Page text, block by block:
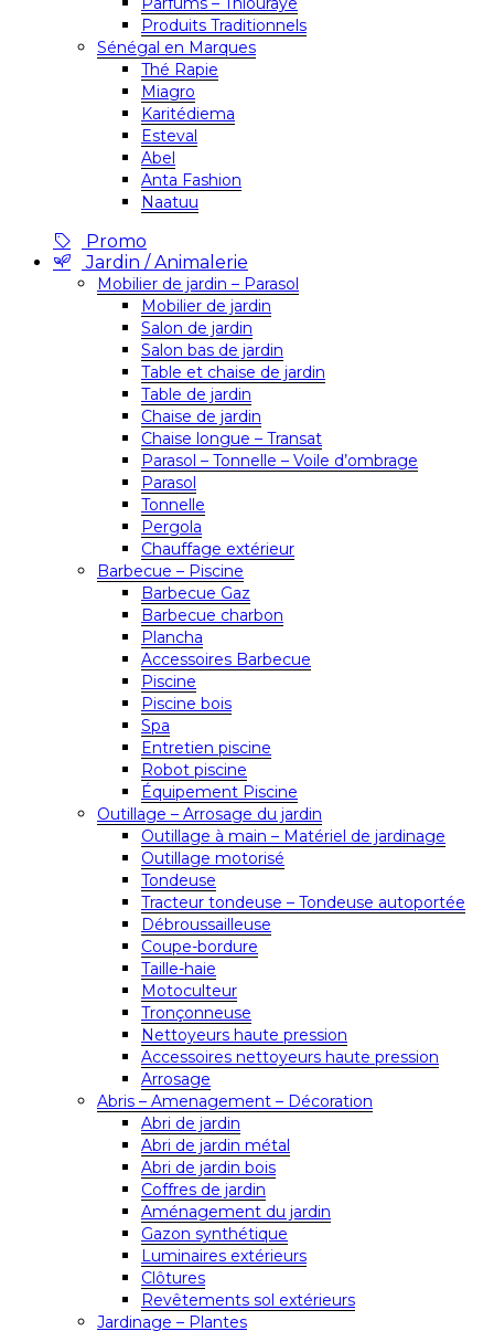
Produits Traditionnels
Sénégal en Marques
Thé Rapie
Miagro
Karitédiema
Esteval
Abel
Anta Fashion
Naatuu
Promo
Jardin / Animalerie
Mobilier de jardin – Parasol
Mobilier de jardin
Salon de jardin
Salon bas de jardin
Table et chaise de jardin
Table de jardin
Chaise de jardin
Chaise longue – Transat
Parasol – Tonnelle – Voile d’ombrage
Parasol
Tonnelle
Pergola
Chauffage extérieur
Barbecue – Piscine
Barbecue Gaz
Barbecue charbon
Plancha
Accessoires Barbecue
Piscine
Piscine bois
Spa
Entretien piscine
Robot piscine
Équipement Piscine
Outillage – Arrosage du jardin
Outillage à main – Matériel de jardinage
Outillage motorisé
Tondeuse
Tracteur tondeuse – Tondeuse autoportée
Débroussailleuse
Coupe-bordure
Taille-haie
Motoculteur
Tronçonneuse
Nettoyeurs haute pression
Accessoires nettoyeurs haute pression
Arrosage
Abris – Amenagement – Décoration
Abri de jardin
Abri de jardin métal
Abri de jardin bois
Coffres de jardin
Aménagement du jardin
Gazon synthétique
Luminaires extérieurs
Clôtures
Revêtements sol extérieurs
Jardinage – Plantes